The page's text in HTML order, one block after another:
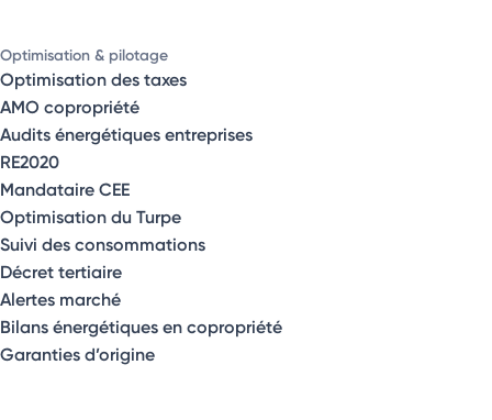
Optimisation & pilotage
Optimisation des taxes
AMO copropriété
Audits énergétiques entreprises
RE2020
Mandataire CEE
Optimisation du Turpe
Suivi des consommations
Décret tertiaire
Alertes marché
Bilans énergétiques en copropriété
Garanties d’origine